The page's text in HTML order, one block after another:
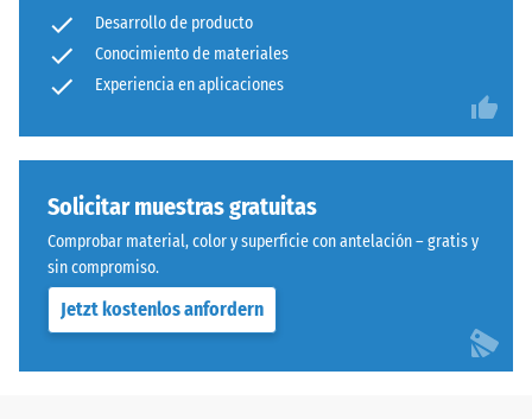
Desarrollo de producto
Conocimiento de materiales
Experiencia en aplicaciones
Solicitar muestras gratuitas
Comprobar material, color y superficie con antelación – gratis y
sin compromiso.
Jetzt kostenlos anfordern